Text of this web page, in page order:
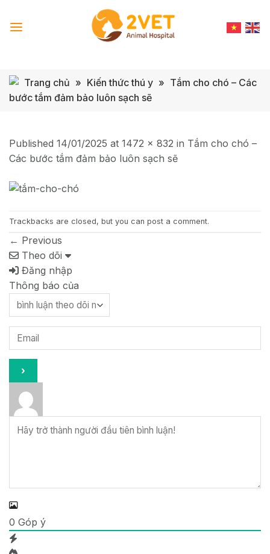
Trang chủ » Kiến thức thú y » Tắm cho chó – Các
bước tắm đảm bảo luôn sạch sẽ
Published 14/01/2025 at 1472 × 832 in Tắm cho chó –
Các bước tắm đảm bảo luôn sạch sẽ
Trackbacks are closed, but you can post a comment.
← Previous
Theo dõi
Đăng nhập
Thông báo của
0 Góp ý